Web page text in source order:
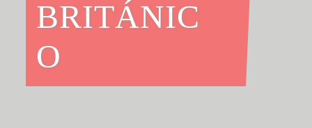
BRITÁNIC
O